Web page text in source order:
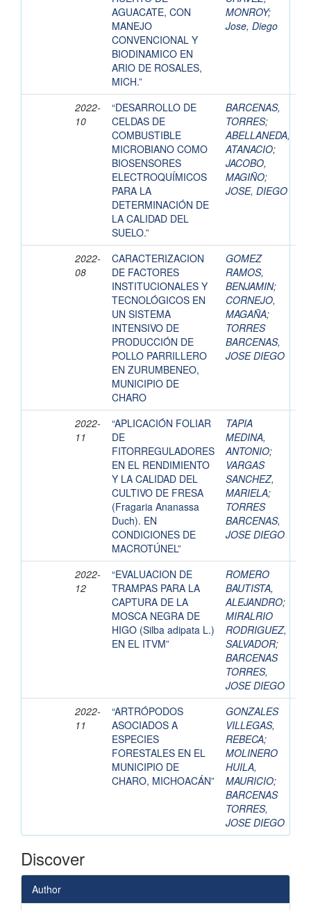
AGUACATE, CON
MANEJO
CONVENCIONAL Y
BIODINAMICO EN
ARIO DE ROSALES,
MICH.”
MONROY;
Jose, Diego
2022-
10
“DESARROLLO DE
CELDAS DE
COMBUSTIBLE
MICROBIANO COMO
BIOSENSORES
ELECTROQUÍMICOS
PARA LA
DETERMINACIÓN DE
LA CALIDAD DEL
SUELO.”
BARCENAS,
TORRES;
ABELLANEDA,
ATANACIO;
JACOBO,
MAGIÑO;
JOSE, DIEGO
2022-
08
CARACTERIZACION
DE FACTORES
INSTITUCIONALES Y
TECNOLÓGICOS EN
UN SISTEMA
INTENSIVO DE
PRODUCCIÓN DE
POLLO PARRILLERO
EN ZURUMBENEO,
MUNICIPIO DE
CHARO
GOMEZ
RAMOS,
BENJAMIN;
CORNEJO,
MAGAÑA;
TORRES
BARCENAS,
JOSE DIEGO
2022-
11
“APLICACIÓN FOLIAR
DE
FITORREGULADORES
EN EL RENDIMIENTO
Y LA CALIDAD DEL
CULTIVO DE FRESA
(Fragaria Ananassa
Duch). EN
CONDICIONES DE
MACROTÚNEL”
TAPIA
MEDINA,
ANTONIO;
VARGAS
SANCHEZ,
MARIELA;
TORRES
BARCENAS,
JOSE DIEGO
2022-
12
“EVALUACION DE
TRAMPAS PARA LA
CAPTURA DE LA
MOSCA NEGRA DE
HIGO (Silba adipata L.)
EN EL ITVM”
ROMERO
BAUTISTA,
ALEJANDRO;
MIRALRIO
RODRIGUEZ,
SALVADOR;
BARCENAS
TORRES,
JOSE DIEGO
2022-
11
“ARTRÓPODOS
ASOCIADOS A
ESPECIES
FORESTALES EN EL
MUNICIPIO DE
CHARO, MICHOACÁN”
GONZALES
VILLEGAS,
REBECA;
MOLINERO
HUILA,
MAURICIO;
BARCENAS
TORRES,
JOSE DIEGO
Discover
Author